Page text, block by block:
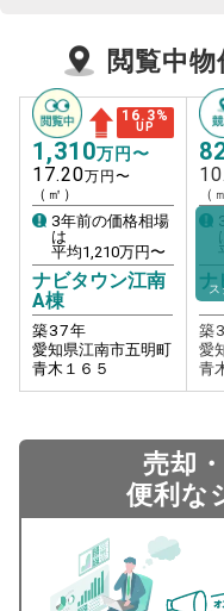
閲覧中
16.3%
UP
1,310万円〜
17.20万円〜
（㎡）
3年前の価格相場
は
平均1,210万円〜
ナビタウン江南
A棟
築37年
愛知県江南市五明町
青木１６５
（
ナ
築
愛
青
ス
売却
便利な